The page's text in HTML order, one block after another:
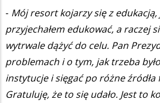
- Mój resort kojarzy się z
przyjechałem edukować, a raczej
wytrwale dążyć do celu. Pan
problemach i o tym, jak trzeba
instytucje i sięgać po różne źródła
Gratuluję, że to się udało. Jest to